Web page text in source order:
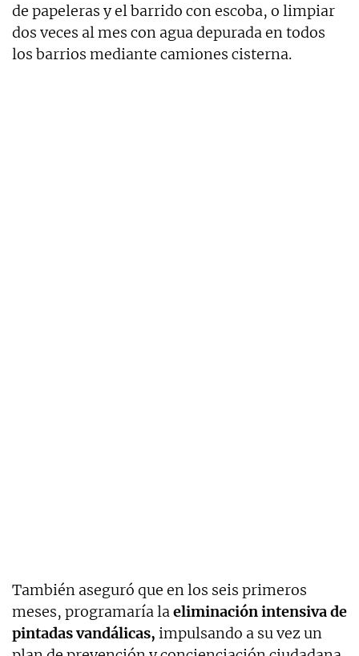
de papeleras y el barrido con escoba, o limpiar
dos veces al mes con agua depurada en todos
los barrios mediante camiones cisterna.
También aseguró que en los seis primeros
meses, programaría laeliminación intensiva de
pintadas vandálicas, impulsando a su vez un